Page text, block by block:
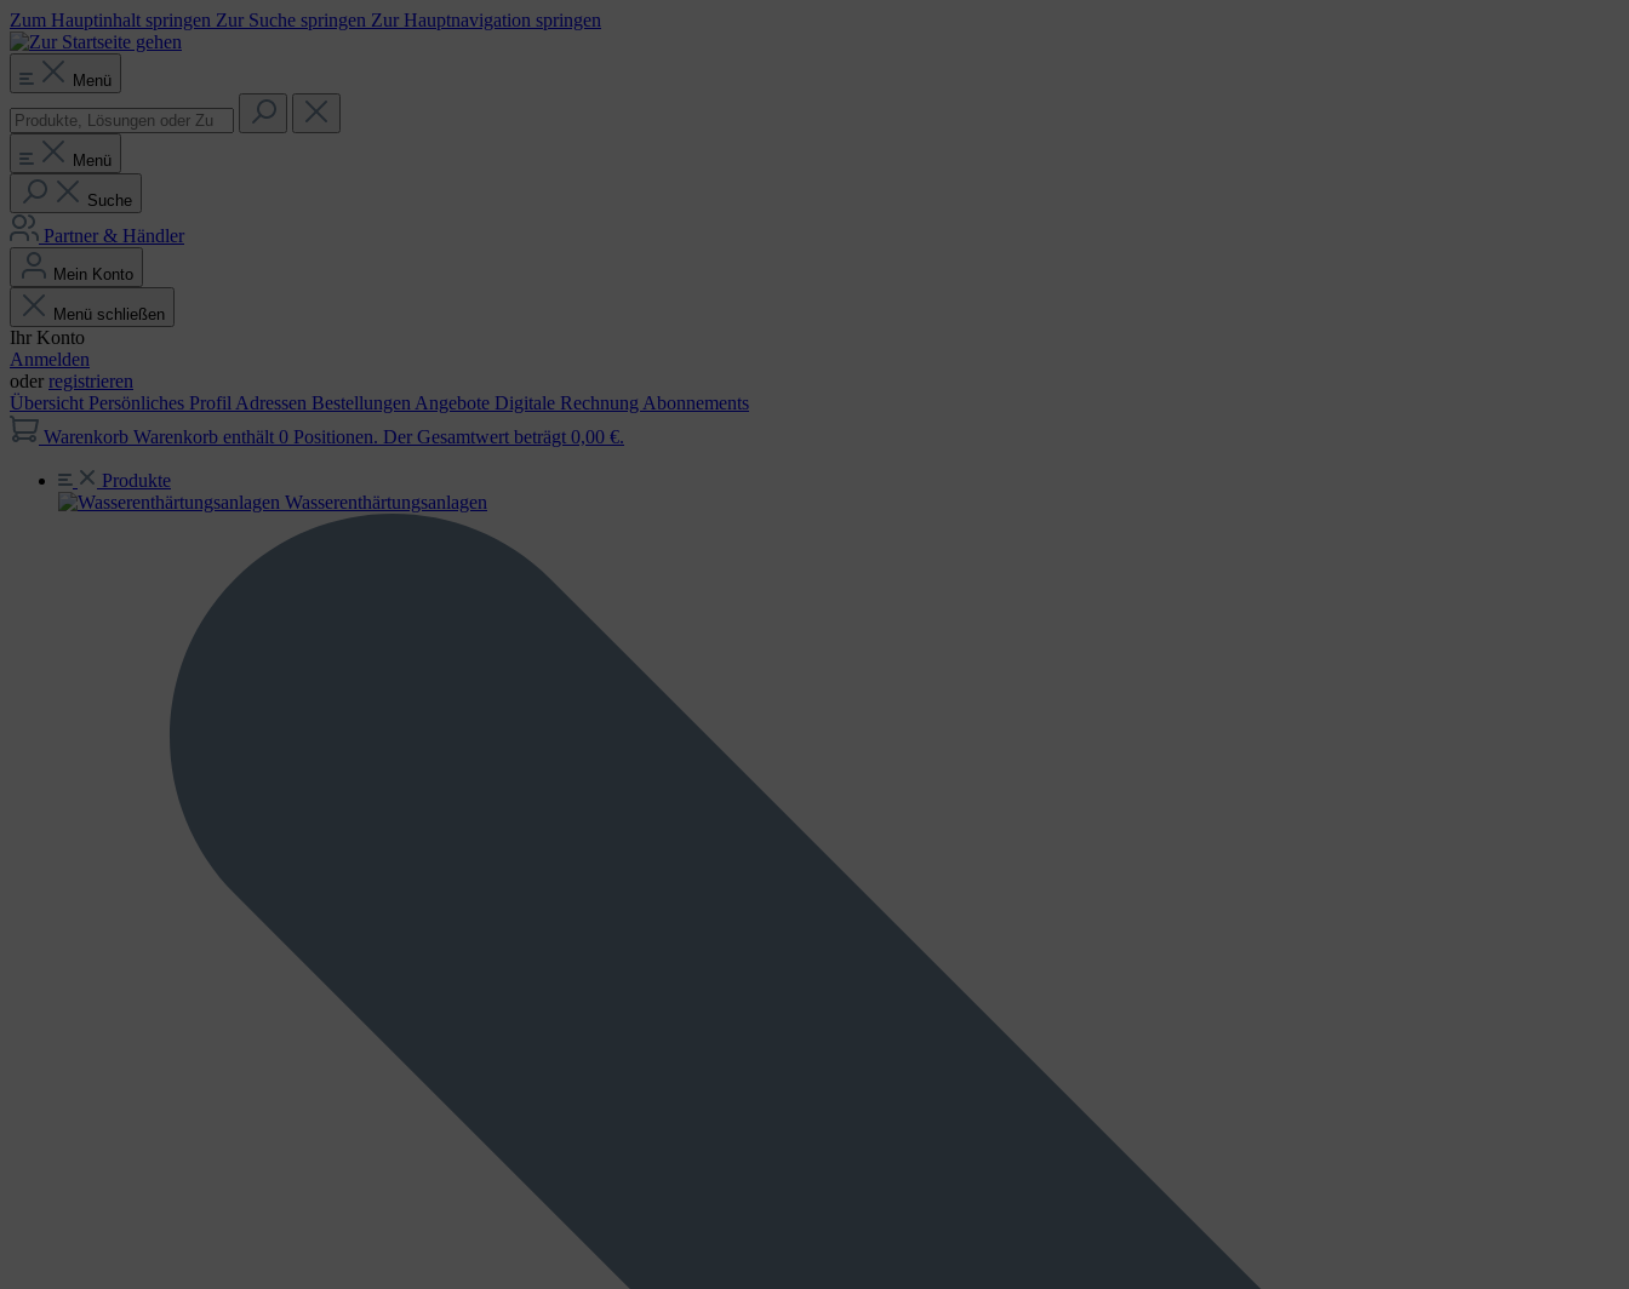
Zum Hauptinhalt springen Zur Suche springen Zur Hauptnavigation springen
Menü
Menü
Suche
Partner & Händler
Mein Konto
Menü schließen
Ihr Konto
Anmelden
oder registrieren
Übersicht Persönliches Profil Adressen Bestellungen Angebote Digitale Rechnung Abonnements
Warenkorb Warenkorb enthält 0 Positionen. Der Gesamtwert beträgt 0,00 €.
Produkte
Wasser­enthärtungs­anlagen